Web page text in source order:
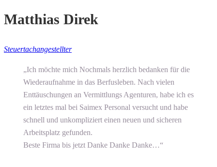
Matthias Direk
Steuertachangestellter
„Ich möchte mich Nochmals herzlich bedanken für die
Wiederaufnahme in das Berfusleben. Nach vielen
Enttäuschungen an Vermittlungs Agenturen, habe ich es
ein letztes mal bei Saimex Personal versucht und habe
schnell und unkompliziert einen neuen und sicheren
Arbeitsplatz gefunden.
Beste Firma bis jetzt Danke Danke Danke…“